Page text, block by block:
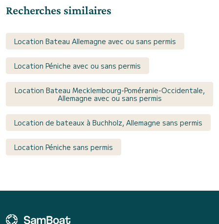
Recherches similaires
Location Bateau Allemagne avec ou sans permis
Location Péniche avec ou sans permis
Location Bateau Mecklembourg-Poméranie-Occidentale,
Allemagne avec ou sans permis
Location de bateaux à Buchholz, Allemagne sans permis
Location Péniche sans permis